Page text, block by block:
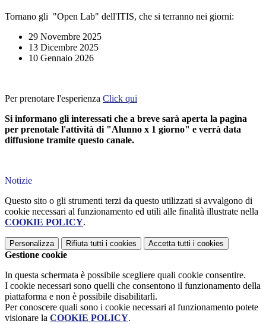
Tornano gli "Open Lab" dell'ITIS, che si terranno nei giorni:
29 Novembre 2025
13 Dicembre 2025
10 Gennaio 2026
Per prenotare l'esperienza Click qui
Si informano gli interessati che a breve sarà aperta la pagina
per prenotale l'attività di "Alunno x 1 giorno" e verrà data
diffusione tramite questo canale.
Notizie
Questo sito o gli strumenti terzi da questo utilizzati si avvalgono di
cookie necessari al funzionamento ed utili alle finalità illustrate nella
COOKIE POLICY.
Personalizza Rifiuta tutti i cookies Accetta tutti i cookies
Gestione cookie
In questa schermata è possibile scegliere quali cookie consentire.
I cookie necessari sono quelli che consentono il funzionamento della
piattaforma e non è possibile disabilitarli.
Per conoscere quali sono i cookie necessari al funzionamento potete
visionare la COOKIE POLICY.